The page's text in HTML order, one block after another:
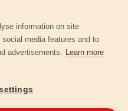
jog fenntartva
FEO
information on site
media features and to
advertisements. Learn more